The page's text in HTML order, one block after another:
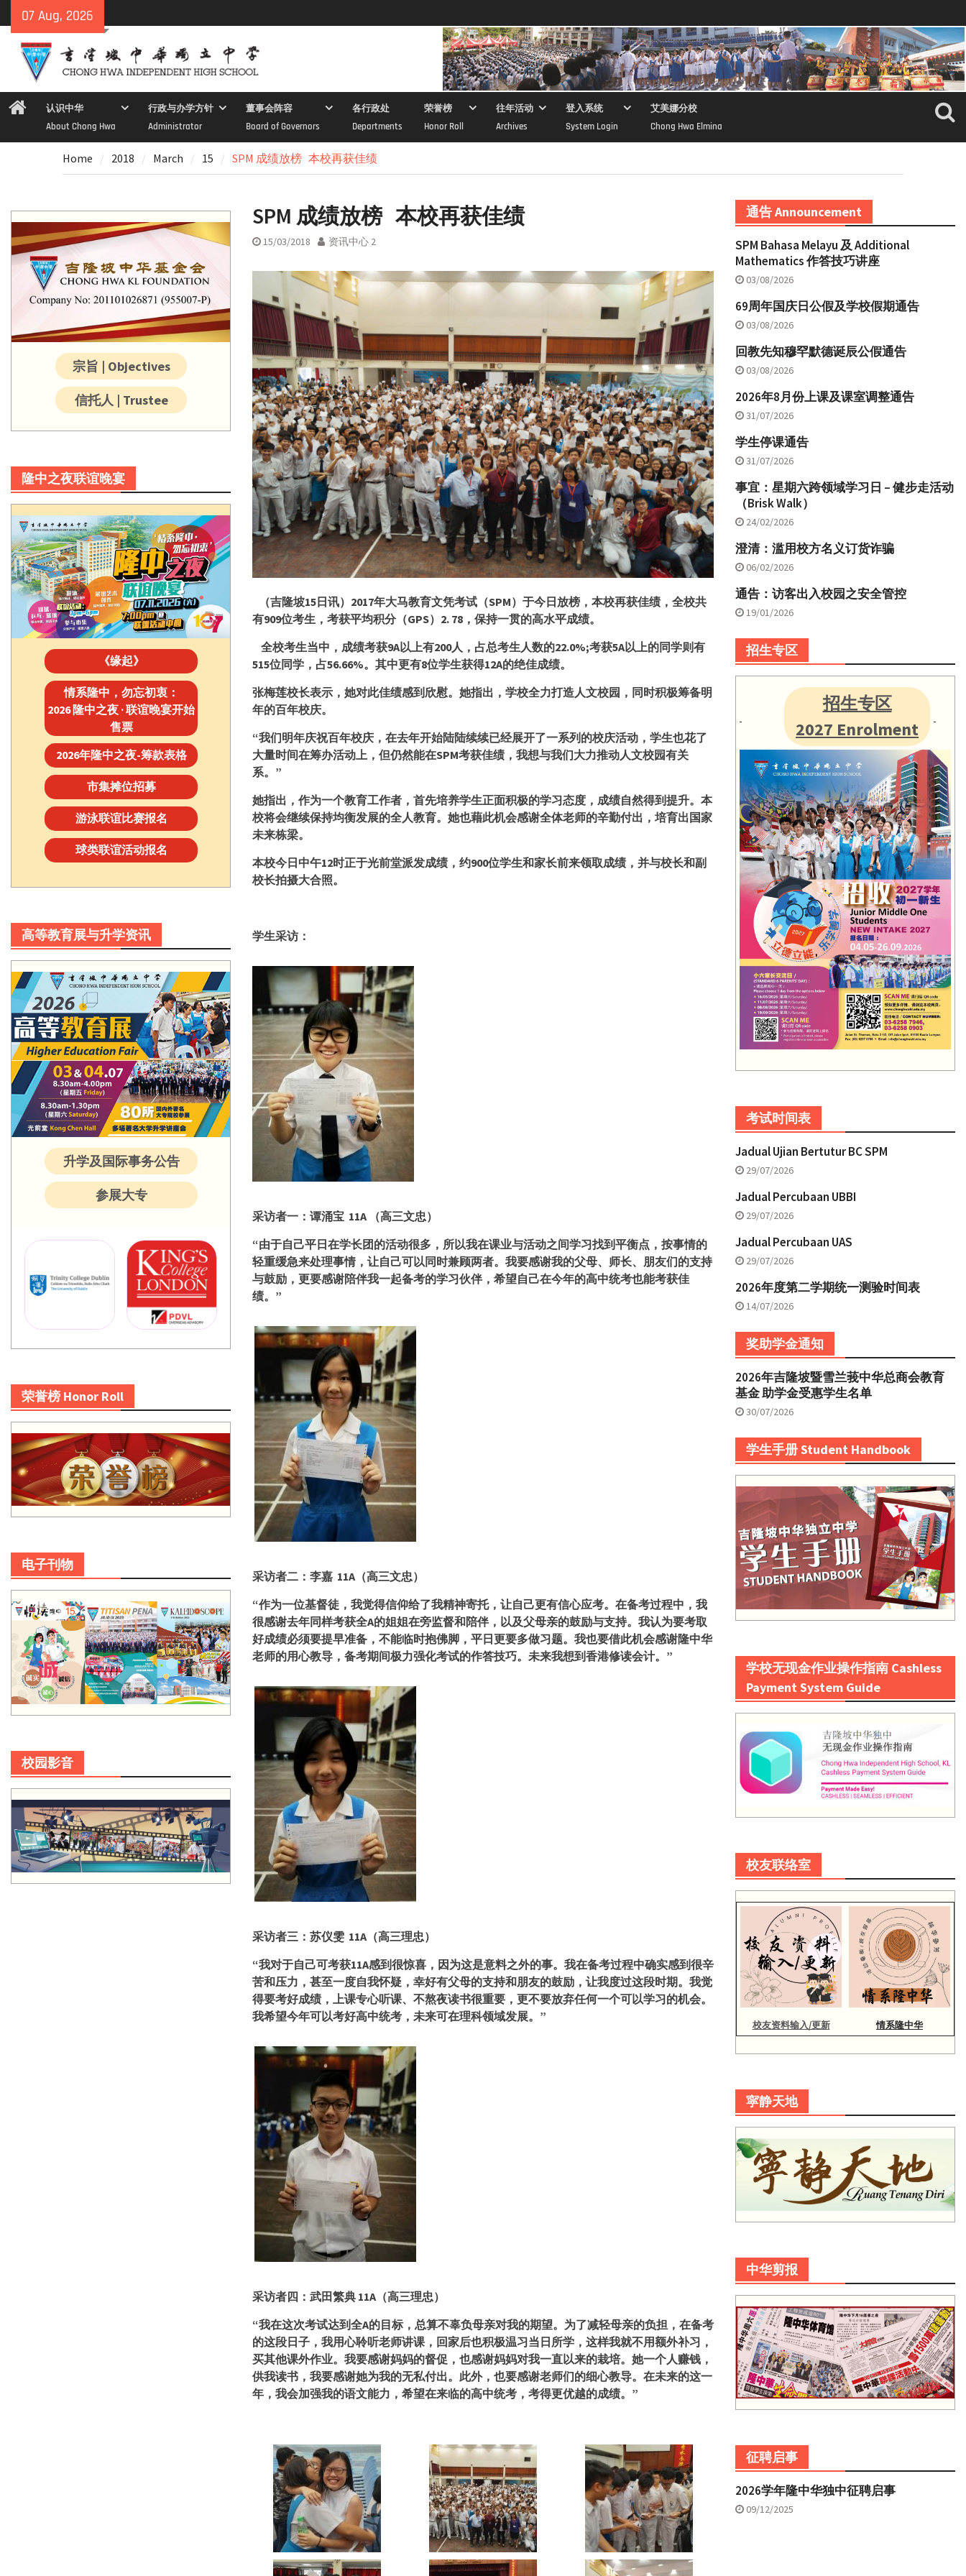
to
content
07 Aug, 2026
Home认识中华
About Chong Hwa
行政与办学方针
Administrator
董事会阵容
Board of Governors
各行政处
Departments
荣誉榜
Honor Roll
往年活动
Archives
登入系统
System Login
艾美娜分校
Chong Hwa Elmina
Home 2018 March 15 SPM 成绩放榜 本校再获佳绩
SPM 成绩放榜 本校再获佳绩
15/03/2018 资讯中心 2
（吉隆坡15日讯） 2017年大马教育文凭考试（SPM）于今日放榜，本校再获佳绩，全校共
有909位考生，考获平均积分（GPS） 2. 78 ，保持一贯的高水平成绩。
全校考生当中，成绩考获9A以上有200人，占总考生人数的22.0%;考获5A以上的同学则有
515位同学，占56.66%。其中更有8位学生获得12A的绝佳成绩。
张梅莲校长表示，她对此佳绩感到欣慰。她指出，学校全力打造人文校园，同时积极筹备明
年的百年校庆。
“我们明年庆祝百年校庆，在去年开始陆陆续续已经展开了一系列的校庆活动，学生也花了
大量时间在筹办活动上，但仍然能在SPM考获佳绩，我想与我们大力推动人文校园有关
系。”
她指出，作为一个教育工作者，首先培养学生正面积极的学习态度，成绩自然得到提升。本
校将会继续保持均衡发展的全人教育。她也藉此机会感谢全体老师的辛勤付出，培育出国家
未来栋梁。
本校今日中午12时正于光前堂派发成绩，约900位学生和家长前来领取成绩，并与校长和副
校长拍摄大合照。
学生采访：
采访者一：谭涌宝 11A （高三文忠）
“由于自己平日在学长团的活动很多，所以我在课业与活动之间学习找到平衡点，按事情的
轻重缓急来处理事情，让自己可以同时兼顾两者。我要感谢我的父母、师长、朋友们的支持
与鼓励，更要感谢陪伴我一起备考的学习伙伴，希望自己在今年的高中统考也能考获佳
绩。”
采访者二：李嘉 11A（高三文忠）
“作为一位基督徒，我觉得信仰给了我精神寄托，让自己更有信心应考。在备考过程中，我
很感谢去年同样考获全A的姐姐在旁监督和陪伴，以及父母亲的鼓励与支持。我认为要考取
好成绩必须要提早准备，不能临时抱佛脚，平日更要多做习题。我也要借此机会感谢隆中华
老师的用心教导，备考期间极力强化考试的作答技巧。未来我想到香港修读会计。”
采访者三：苏仪雯 11A（高三理忠）
“我对于自己可考获11A感到很惊喜，因为这是意料之外的事。我在备考过程中确实感到很辛
苦和压力，甚至一度自我怀疑，幸好有父母的支持和朋友的鼓励，让我度过这段时期。我觉
得要考好成绩，上课专心听课、不熬夜读书很重要，更不要放弃任何一个可以学习的机会。
我希望今年可以考好高中统考，未来可在理科领域发展。”
采访者四：武田繁典 11A（高三理忠）
“我在这次考试达到全A的目标，总算不辜负母亲对我的期望。为了减轻母亲的负担，在备考
的这段日子，我用心聆听老师讲课，回家后也积极温习当日所学，这样我就不用额外补习，
买其他课外作业。我要感谢妈妈的督促，也感谢妈妈对我一直以来的栽培。她一个人赚钱，
供我读书，我要感谢她为我的无私付出。此外，也要感谢老师们的细心教导。在未来的这一
年，我会加强我的语文能力，希望在来临的高中统考，考得更优越的成绩。”
通告 Announcement
SPM Bahasa Melayu 及 Additional
Mathematics 作答技巧讲座
03/08/2026
69周年国庆日公假及学校假期通告
03/08/2026
回教先知穆罕默德诞辰公假通告
03/08/2026
2026年8月份上课及课室调整通告
31/07/2026
学生停课通告
31/07/2026
事宜：星期六跨领域学习日 – 健步走活动
（Brisk Walk）
24/02/2026
澄清：滥用校方名义订货诈骗
06/02/2026
通告：访客出入校园之安全管控
19/01/2026
招生专区
招生专区
2027 Enrolment
考试时间表
Jadual Ujian Bertutur BC SPM
29/07/2026
Jadual Percubaan UBBI
29/07/2026
Jadual Percubaan UAS
29/07/2026
2026年度第二学期统一测验时间表
14/07/2026
奖助学金通知
2026年吉隆坡暨雪兰莪中华总商会教育
基金 助学金受惠学生名单
30/07/2026
学生手册 Student Handbook
学校无现金作业操作指南 Cashless
Payment System Guide
校友联络室
校友资料输入/更新 情系隆中华
寜静天地
中华剪报
征聘启事
2026学年隆中华独中征聘启事
09/12/2025
宗旨 | Objectives
信托人 | Trustee
隆中之夜联谊晚宴
《缘起》
情系隆中，勿忘初衷：
2026 隆中之夜 · 联谊晚宴开始
售票
2026年隆中之夜-筹款表格
市集摊位招募
游泳联谊比赛报名
球类联谊活动报名
高等教育展与升学资讯
升学及国际事务公告
参展大专
荣誉榜 Honor Roll
电子刊物
校园影音